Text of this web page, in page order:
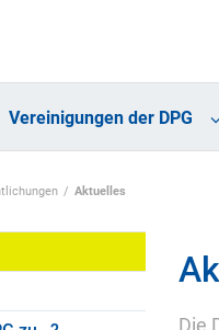
Vereinigungen der DPG
Aktuelles
Die